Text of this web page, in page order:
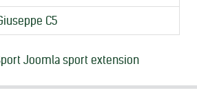
C5
Joomla sport extension